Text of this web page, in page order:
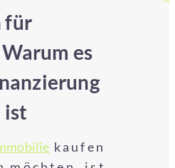
für
es
ist
kaufen